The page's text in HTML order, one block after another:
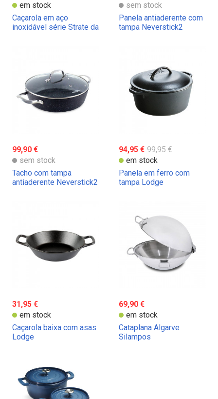
em stock
Caçarola em aço
inoxidável série Strate da
sem stock
Panela antiaderente com
tampa Neverstick2
99,90 €
sem stock
Tacho com tampa
antiaderente Neverstick2
94,95 € 99,95 €
em stock
Panela em ferro com
tampa Lodge
31,95 €
em stock
Caçarola baixa com asas
Lodge
69,90 €
em stock
Cataplana Algarve
Silampos